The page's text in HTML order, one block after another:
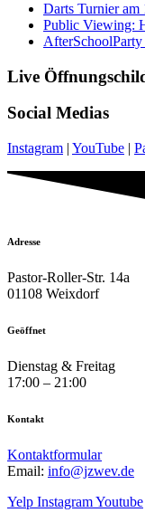
Darts Turnier am
Public Viewing:
Live
Social Medias
Instagram | YouTube |
Adresse
Pastor-Roller-Str. 14a
01108 Weixdorf
Geöffnet
Dienstag & Freitag
17:00 – 21:00
Kontakt
Kontaktformular
Email: info@jzwev.de
Yelp InstagramYoutube